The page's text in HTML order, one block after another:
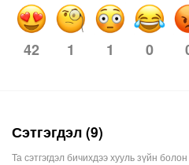
42 1 1 0
Сэтгэгдэл (9)
Та сэтгэгдэл бичихдээ хууль зүйн